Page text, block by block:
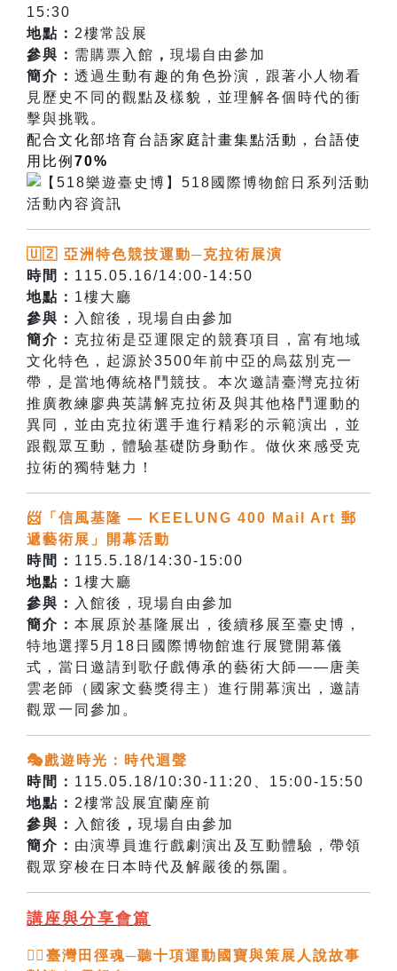
15:30
地點： 2樓常設展
參與： 需購票入館 ， 現場自由參加
簡介： 透過生動有趣的角色扮演，跟著小人物看
見歷史不同的觀點及樣貌，並理解各個時代的衝
擊與挑戰。
配合文化部培育台語家庭計畫集點活動，台語使
用比例 70%
🇺🇿 亞洲特色競技運動─克拉術展演
時間： 115.05.16/14:00-14:50
地點： 1樓大廳
參與：
入館後，現場自由參加
簡介： 克拉術是亞運限定的競賽項目，富有地域
文化特色，起源於3500年前中亞的烏茲別克一
帶，是當地傳統格鬥競技。本次邀請臺灣克拉術
推廣教練廖典英講解克拉術及與其他格鬥運動的
異同，並由克拉術選手進行精彩的示範演出，並
跟觀眾互動，體驗基礎防身動作。做伙來感受克
拉術的獨特魅力！
📨「信風基隆 — KEELUNG 400 Mail Art 郵
遞藝術展」開幕活動
時間： 115.5.18/14:30-15:00
地點： 1樓大廳
參與：
入館後，現場自由參加
簡介： 本展原於基隆展出，後續移展至臺史博，
特地選擇5月18日國際博物館進行展覽開幕儀
式，當日邀請到 歌仔戲傳承的藝術大師——唐美
雲老師（國家文藝獎得主）進行開幕演出， 邀請
觀眾一同參加。
🎭戲遊時光：時代迴聲
時間： 115.05.18/10:30-11:20、15:00-15:50
地點： 2樓常設展宜蘭座前
參與：
入館後 ， 現場自由參加
簡介： 由演導員進行戲劇演出及互動體驗，帶領
觀眾穿梭在日本時代及解嚴後的氛圍。
講座與分享會篇
🏃‍♂️臺灣田徑魂─聽十項運動國寶與策展人說故事